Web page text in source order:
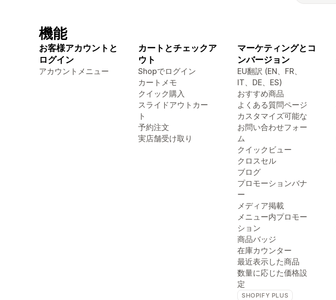
機能
お客様アカウントと
ログイン
アカウントメニュー
カートとチェックア
ウト
Shopでログイン
カートメモ
クイック購入
スライドアウトカー
ト
予約注文
実店舗受け取り
マーケティングとコ
ンバージョン
EU翻訳 (EN、FR、
IT、DE、ES)
おすすめ商品
よくある質問ページ
カスタマイズ可能な
お問い合わせフォー
ム
クイックビュー
クロスセル
ブログ
プロモーションバナ
ー
メディア掲載
メニュー内プロモー
ション
商品バッジ
在庫カウンター
最近表示した商品
数量に応じた価格設
定
SHOPIFY PLUS